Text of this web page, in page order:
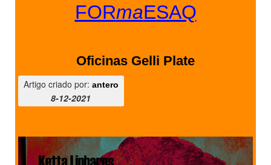
FORmaESAQ
Oficinas Gelli Plate
Artigo criado por: antero
8-12-2021